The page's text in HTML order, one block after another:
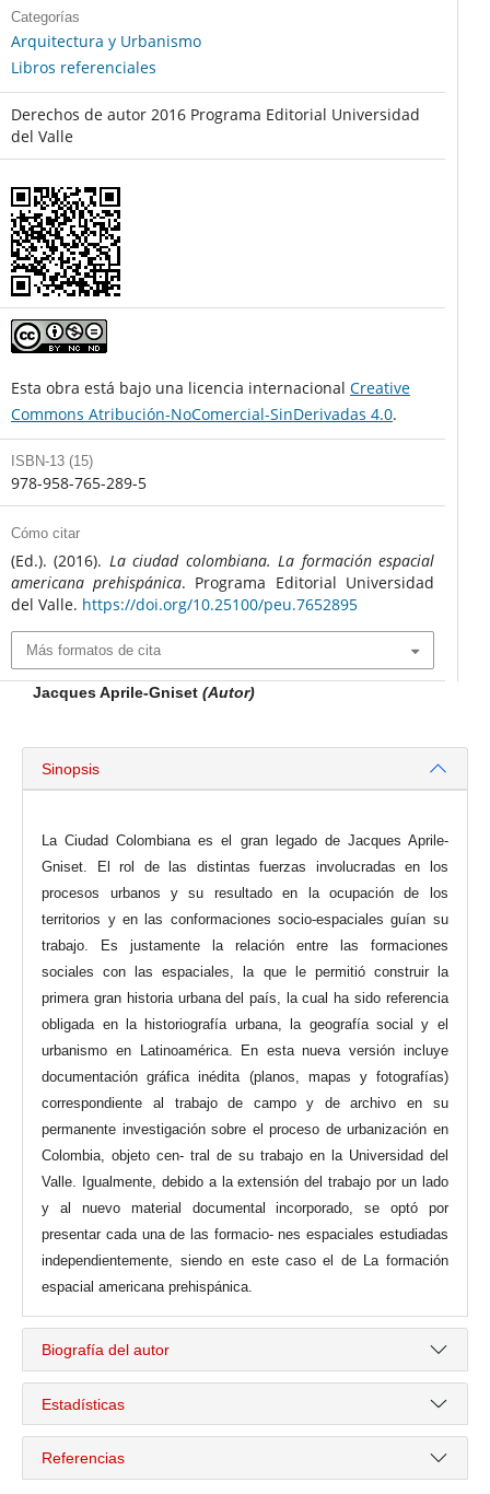
Categorías
Arquitectura y Urbanismo
Libros referenciales
Derechos de autor 2016 Programa Editorial Universidad
del Valle
Esta obra está bajo una licencia internacional Creative
Commons Atribución-NoComercial-SinDerivadas 4.0.
ISBN-13 (15)
978-958-765-289-5
Cómo citar
(Ed.). (2016). La ciudad colombiana. La formación espacial
americana prehispánica. Programa Editorial Universidad
del Valle. https://doi.org/10.25100/peu.7652895
Más formatos de cita
Jacques Aprile-Gniset (Autor)
Sinopsis
La Ciudad Colombiana es el gran legado de Jacques Aprile-
Gniset. El rol de las distintas fuerzas involucradas en los
procesos urbanos y su resultado en la ocupación de los
territorios y en las conformaciones socio-espaciales guían su
trabajo. Es justamente la relación entre las formaciones
sociales con las espaciales, la que le permitió construir la
primera gran historia urbana del país, la cual ha sido referencia
obligada en la historiografía urbana, la geografía social y el
urbanismo en Latinoamérica. En esta nueva versión incluye
documentación gráfica inédita (planos, mapas y fotografías)
correspondiente al trabajo de campo y de archivo en su
permanente investigación sobre el proceso de urbanización en
Colombia, objeto cen- tral de su trabajo en la Universidad del
Valle. Igualmente, debido a la extensión del trabajo por un lado
y al nuevo material documental incorporado, se optó por
presentar cada una de las formacio- nes espaciales estudiadas
independientemente, siendo en este caso el de La formación
espacial americana prehispánica.
Biografía del autor
Estadísticas
Referencias